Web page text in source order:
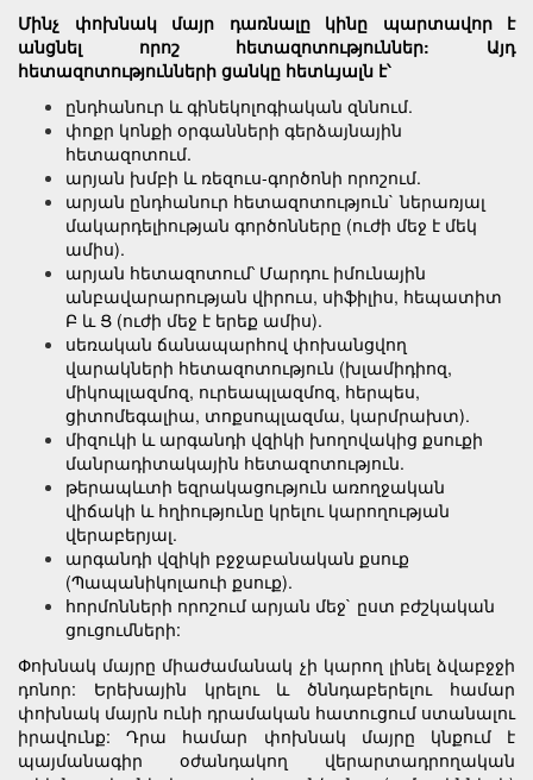
Մինչ փոխնակ մայր դառնալը կինը պարտավոր է
անցնել որոշ հետազոտություններ: Այդ
հետազոտությունների ցանկը հետևյալն է՝
ընդհանուր և գինեկոլոգիական զննում.
փոքր կոնքի օրգանների գերձայնային
հետազոտում.
արյան խմբի և ռեզուս-գործոնի որոշում.
արյան ընդհանուր հետազոտություն` ներառյալ
մակարդելիության գործոնները (ուժի մեջ է մեկ
ամիս).
արյան հետազոտում՝ Մարդու իմունային
անբավարարության վիրուս, սիֆիլիս, հեպատիտ
Բ և Ց (ուժի մեջ է երեք ամիս).
սեռական ճանապարհով փոխանցվող
վարակների հետազոտություն (խլամիդիոզ,
միկոպլազմոզ, ուրեապլազմոզ, հերպես,
ցիտոմեգալիա, տոքսոպլազմա, կարմրախտ).
միզուկի և արգանդի վզիկի խողովակից քսուքի
մանրադիտակային հետազոտություն.
թերապևտի եզրակացություն առողջական
վիճակի և հղիությունը կրելու կարողության
վերաբերյալ.
արգանդի վզիկի բջջաբանական քսուք
(Պապանիկոլաուի քսուք).
հորմոնների որոշում արյան մեջ` ըստ բժշկական
ցուցումների:
Փոխնակ մայրը միաժամանակ չի կարող լինել ձվաբջջի
դոնոր: Երեխային կրելու և ծննդաբերելու համար
փոխնակ մայրն ունի դրամական հատուցում ստանալու
իրավունք: Դրա համար փոխնակ մայրը կնքում է
պայմանագիր օժանդակող վերարտադրողական